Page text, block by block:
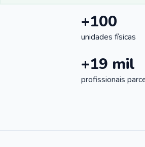
+100
unidades físicas
+19 mil
profissionais